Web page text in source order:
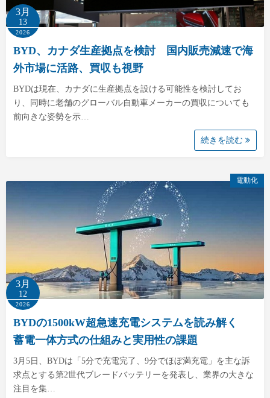
3月
13
2026
BYD、カナダ生産拠点を検討 国内販売減速で海
外市場に活路、買収も視野
BYDは現在、カナダに生産拠点を設ける可能性を検討してお
り、同時に老舗のグローバル自動車メーカーの買収についても
前向きな姿勢を示…
続きを読む
電動化
3月
12
2026
BYDの1500kW超急速充電システムを読み解く
蓄電一体方式の仕組みと実用性の課題
3月5日、BYDは「5分で充電完了、9分でほぼ満充電」を主な訴
求点とする第2世代ブレードバッテリーを発表し、業界の大きな
注目を集…